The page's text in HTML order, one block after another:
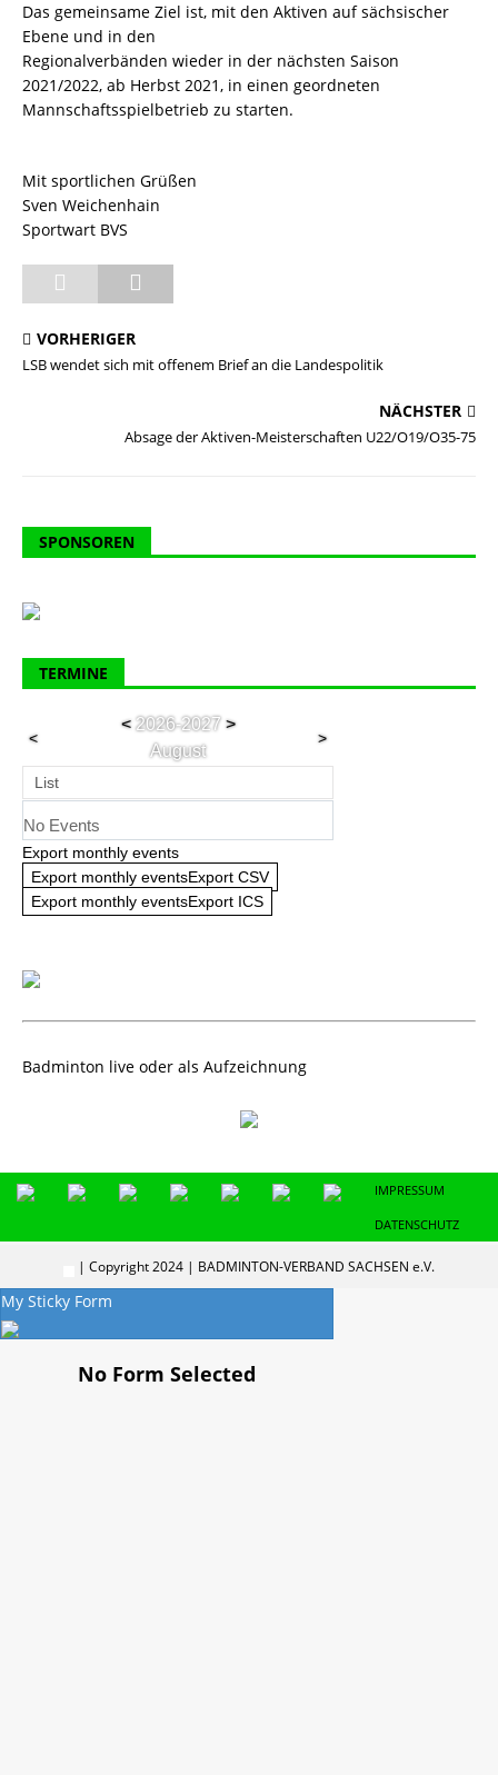
Das gemeinsame Ziel ist, mit den Aktiven auf sächsischer
Ebene und in den
Regionalverbänden wieder in der nächsten Saison
2021/2022, ab Herbst 2021, in einen geordneten
Mannschaftsspielbetrieb zu starten.
Mit sportlichen Grüßen
Sven Weichenhain
Sportwart BVS
VORHERIGER
LSB wendet sich mit offenem Brief an die Landespolitik
NÄCHSTER
Absage der Aktiven-Meisterschaften U22/O19/O35-75
SPONSOREN
TERMINE
<
<2026-2027 >
August
>
List
No Events
Export monthly events
Export monthly eventsExport CSV
Export monthly eventsExport ICS
Badminton live oder als Aufzeichnung
IMPRESSUM
DATENSCHUTZ
| Copyright 2024 | BADMINTON-VERBAND SACHSEN e.V.
My Sticky Form
No Form Selected